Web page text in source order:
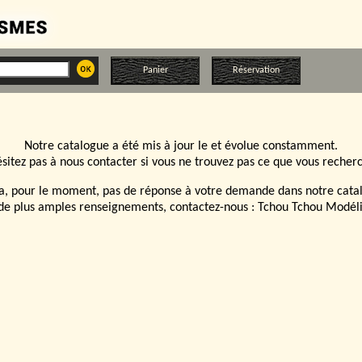
Panier Réservation
Notre catalogue a été mis à jour le et évolue constamment.
pas à nous contacter si vous ne trouvez pas ce que vous
a, pour le moment, pas de réponse à votre demande dans notre
plus amples renseignements, contactez-nous : Tchou Tchou